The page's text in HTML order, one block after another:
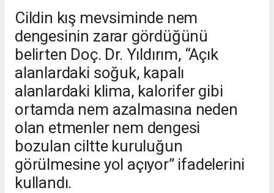
Cildin kış mevsiminde nem
dengesinin zarar gördüğünü
belirten Doç. Dr. Yıldırım, “Açık
alanlardaki soğuk, kapalı
alanlardaki klima, kalorifer gibi
ortamda nem azalmasına neden
olan etmenler nem dengesi
bozulan ciltte kuruluğun
görülmesine yol açıyor” ifadelerini
kullandı.